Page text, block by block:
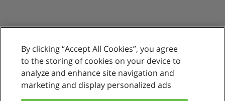
Reglas de uso
By clicking “Accept All Cookies”, you agree
to the storing of cookies on your device to
analyze and enhance site navigation and
marketing and display personalized ads